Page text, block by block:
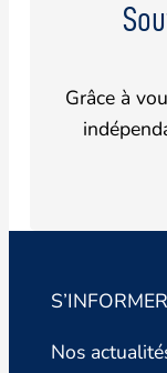
Grâce à
S’INFORMER
Nos